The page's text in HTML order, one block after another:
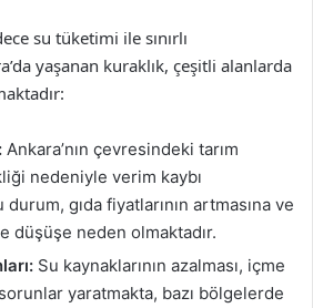
su tüketimi ile sınırlı
yaşanan kuraklık, çeşitli alanlarda
Ankara’nın çevresindeki tarım
nedeniyle verim kaybı
durum, gıda fiyatlarının artmasına ve
düşüşe neden olmaktadır.
Su kaynaklarının azalması, içme
yaratmakta, bazı bölgelerde